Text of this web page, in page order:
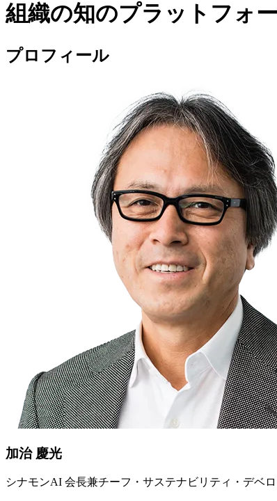
組織の知のプラットフォ
プロフィール
加治 慶光
シナモンAI 会長兼チーフ・サステナビリティ・デ